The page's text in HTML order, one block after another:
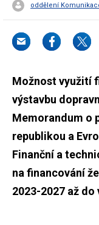
oddělení
Možnost využití
výstavbu
Memorandum o
republikou a
Finanční a
na financování
2023-2027 až do